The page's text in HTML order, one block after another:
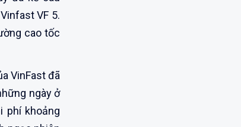
VF 5.
cao tốc
VinFast đã
ngày ở
phí khoảng